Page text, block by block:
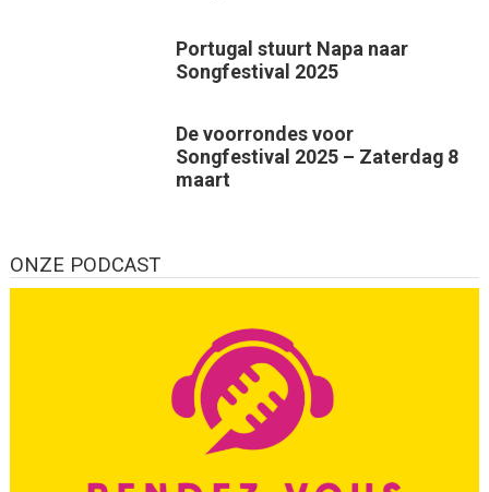
Portugal stuurt Napa naar
Songfestival 2025
De voorrondes voor
Songfestival 2025 – Zaterdag 8
maart
ONZE PODCAST